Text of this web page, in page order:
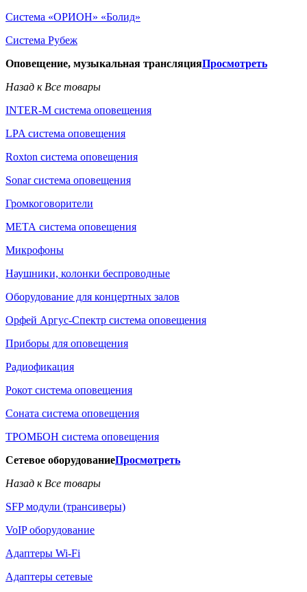
Система «ОРИОН» «Болид»
Система Рубеж
Оповещение, музыкальная трансляцияПросмотреть
Назад к Все товары
INTER-M система оповещения
LPA система оповещения
Roxton система оповещения
Sonar система оповещения
Громкоговорители
МЕТА система оповещения
Микрофоны
Наушники, колонки беспроводные
Оборудование для концертных залов
Орфей Аргус-Спектр система оповещения
Приборы для оповещения
Радиофикация
Рокот система оповещения
Соната система оповещения
ТРОМБОН система оповещения
Сетевое оборудованиеПросмотреть
Назад к Все товары
SFP модули (трансиверы)
VoIP оборудование
Адаптеры Wi-Fi
Адаптеры сетевые